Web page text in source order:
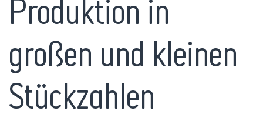
Produktion in
großen und kleinen
Stückzahlen